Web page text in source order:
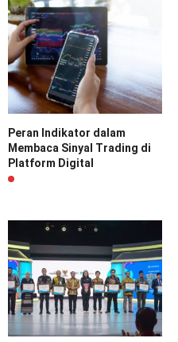
Peran Indikator dalam
Membaca Sinyal Trading di
Platform Digital